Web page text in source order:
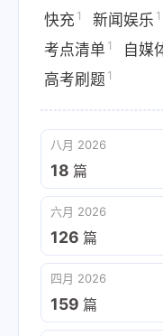
快充 1 新闻娱乐 1
考点清单 1 自媒
高考刷题 1
八月 2026
18 篇
六月 2026
126 篇
四月 2026
159 篇